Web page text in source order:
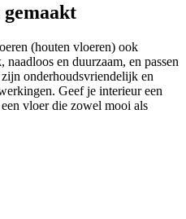
(houten vloeren) ook
en duurzaam, en passen
onderhoudsvriendelijk en
Geef je interieur een
vloer die zowel mooi als